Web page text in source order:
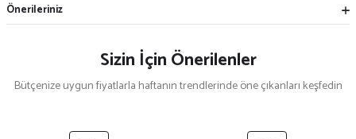
Önerileriniz
Sizin İçin Önerilenler
Bütçenize uygun fiyatlarla haftanın trendlerinde öne çıkanları keşfedin
İnce Beyaz Çizgili Askılı Önlük Beyaz Dar Kuşak Önlük